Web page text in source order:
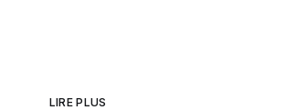
LIRE PLUS